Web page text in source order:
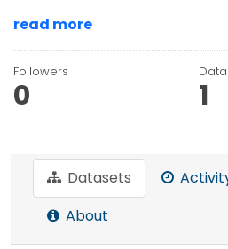
read more
Followers
0 1
Datasets
About